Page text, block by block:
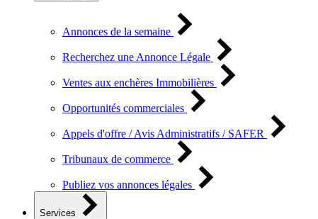
Annonces de la semaine
Recherchez une Annonce Légale
Ventes aux enchères Immobilières
Opportunités commerciales
Appels d'offre / Avis Administratifs / SAFER
Tribunaux de commerce
Publiez vos annonces légales
Services